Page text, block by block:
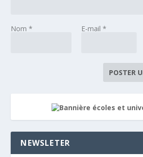
Nom* E-mail *
NEWSLETER